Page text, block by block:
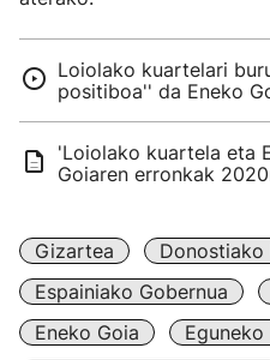
Loiolako kuartelari
positiboa'' da Eneko
'Loiolako kuartela eta
Goiaren erronkak
Gizartea Donostiako
Espainiako Gobernua
Eneko Goia